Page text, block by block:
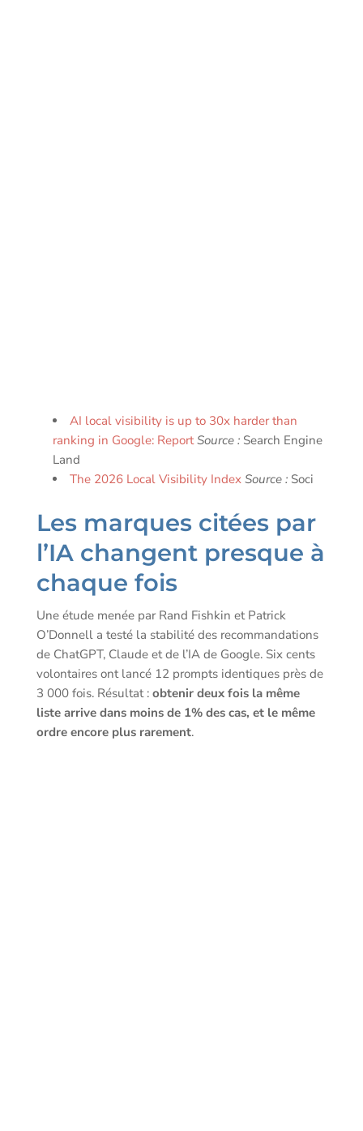
AI local visibility is up to 30x harder than
ranking in Google: Report Source :Search Engine
Land
The 2026 Local Visibility Index Source :Soci
Les marques citées par
l’IA changent presque à
chaque fois
Une étude menée par Rand Fishkin et Patrick
O’Donnell a testé la stabilité des recommandations
de ChatGPT, Claude et de l’IA de Google. Six cents
volontaires ont lancé 12 prompts identiques près de
3 000 fois. Résultat : obtenir deux fois la même
liste arrive dans moins de 1% des cas, et le même
ordre encore plus rarement.